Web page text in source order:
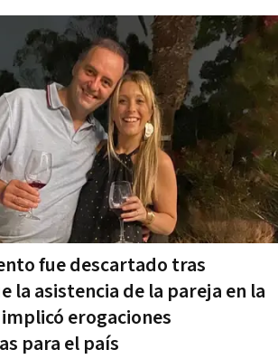
fue descartado tras
la asistencia de la pareja en la
erogaciones
para el país